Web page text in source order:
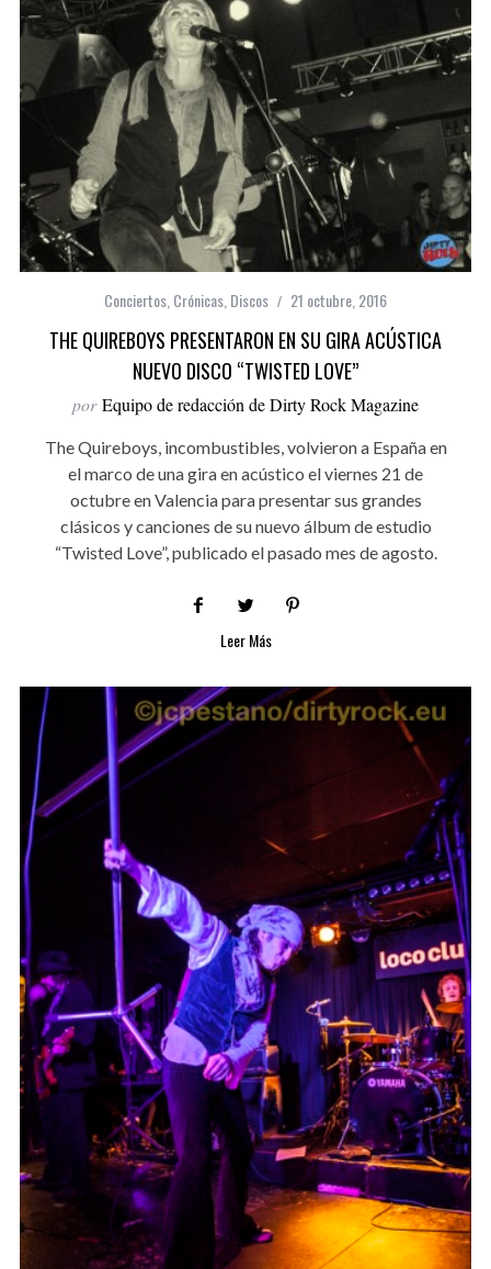
Conciertos Crónicas Discos 21 octubre, 2016
THE QUIREBOYS PRESENTARON EN SU GIRA ACÚSTICA
NUEVO DISCO “TWISTED LOVE”
por Equipo de redacción de Dirty Rock Magazine
The Quireboys, incombustibles, volvieron a España en
el marco de una gira en acústico el viernes 21 de
octubre en Valencia para presentar sus grandes
clásicos y canciones de su nuevo álbum de estudio
“Twisted Love”, publicado el pasado mes de agosto.
Leer Más